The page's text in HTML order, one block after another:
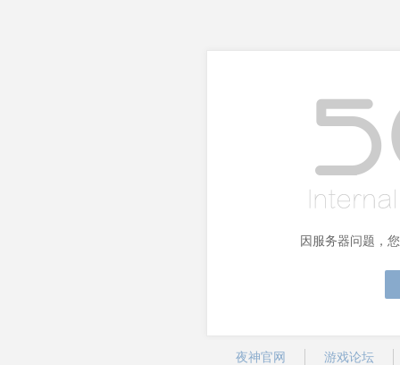
因服务器问题，
夜神官网 游戏论坛